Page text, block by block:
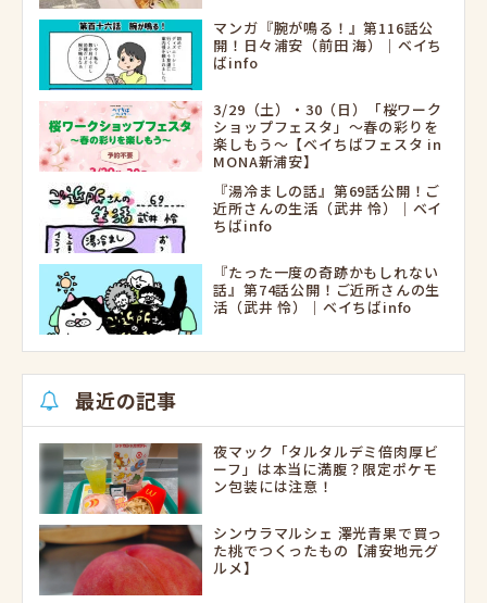
マンガ『腕が鳴る！』第116話公
開！日々浦安（前田 海）｜ベイち
ばinfo
3/29（土）・30（日）「桜ワーク
ショップフェスタ」～春の彩りを
楽しもう～【ベイちばフェスタ in
MONA新浦安】
『湯冷ましの話』第69話公開！ご
近所さんの生活（武井 怜）｜ベイ
ちばinfo
『たった一度の奇跡かもしれない
話』第74話公開！ご近所さんの生
活（武井 怜）｜ベイちばinfo
最近の記事
夜マック「タルタルデミ倍肉厚ビ
ーフ」は本当に満腹？限定ポケモ
ン包装には注意！
シンウラマルシェ 澤光青果で買っ
た桃でつくったもの【浦安地元グ
ルメ】